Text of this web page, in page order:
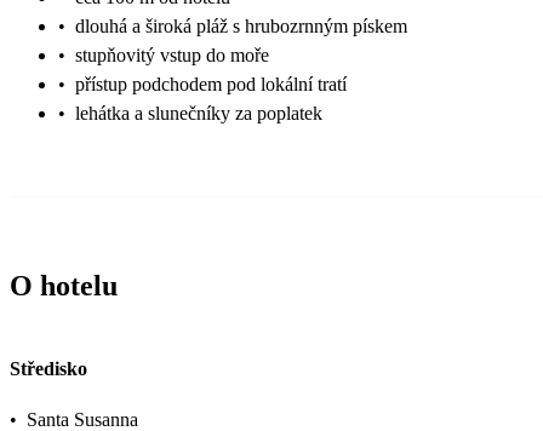
• dlouhá a široká pláž s hrubozrnným pískem
• stupňovitý vstup do moře
• přístup podchodem pod lokální tratí
• lehátka a slunečníky za poplatek
O hotelu
Středisko
• Santa Susanna